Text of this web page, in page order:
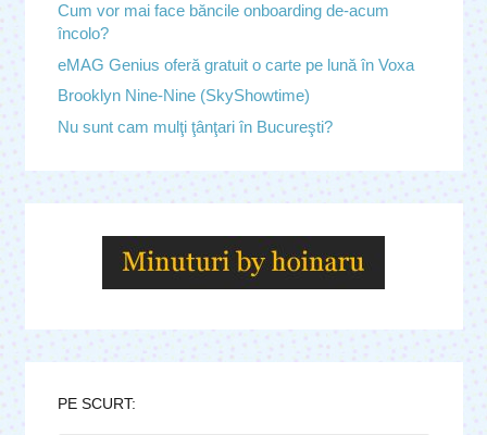
Cum vor mai face băncile onboarding de-acum
încolo?
eMAG Genius oferă gratuit o carte pe lună în Voxa
Brooklyn Nine-Nine (SkyShowtime)
Nu sunt cam mulţi ţânţari în Bucureşti?
PE SCURT: